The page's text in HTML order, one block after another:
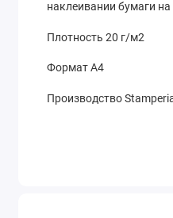
наклеивании бумаги
Плотность 20 г/м2
Формат А4
Производство